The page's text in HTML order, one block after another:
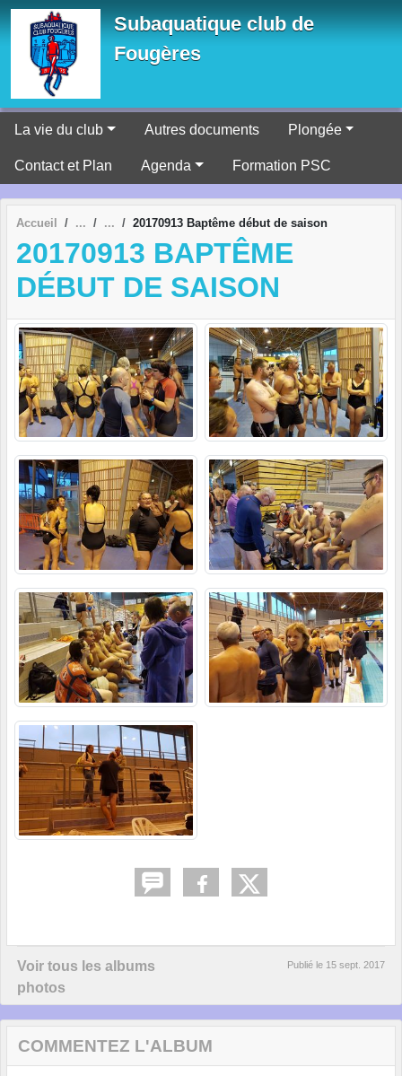
Subaquatique club de
Fougères
La vie du club Autres documents Plongée
Contact et Plan Agenda Formation PSC
Accueil 20170913 Baptême début de saison
20170913 BAPTÊME
DÉBUT DE SAISON
Voir tous les albums
photos
Publié le 15 sept. 2017
COMMENTEZ L'ALBUM
Panneau de gestion des cookies